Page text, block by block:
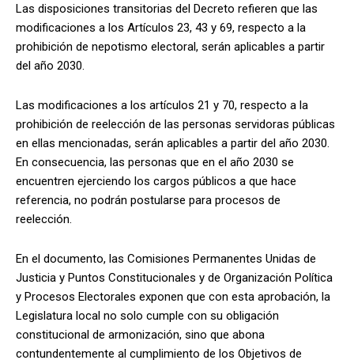
Las disposiciones transitorias del Decreto refieren que las
modificaciones a los Artículos 23, 43 y 69, respecto a la
prohibición de nepotismo electoral, serán aplicables a partir
del año 2030.
Las modificaciones a los artículos 21 y 70, respecto a la
prohibición de reelección de las personas servidoras públicas
en ellas mencionadas, serán aplicables a partir del año 2030.
En consecuencia, las personas que en el año 2030 se
encuentren ejerciendo los cargos públicos a que hace
referencia, no podrán postularse para procesos de
reelección.
En el documento, las Comisiones Permanentes Unidas de
Justicia y Puntos Constitucionales y de Organización Política
y Procesos Electorales exponen que con esta aprobación, la
Legislatura local no solo cumple con su obligación
constitucional de armonización, sino que abona
contundentemente al cumplimiento de los Objetivos de